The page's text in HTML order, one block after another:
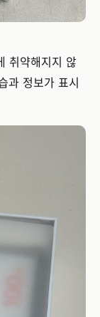
취약해지지 않
과 정보가 표시